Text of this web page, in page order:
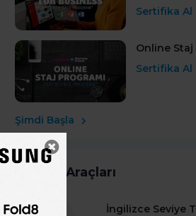
Sertifika Al
Online Staj
Sertifika Al
Şimdi Başla
Kariyer Araçları
İngilizce Seviye